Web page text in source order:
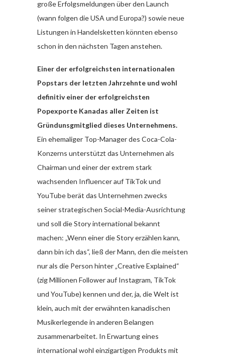
große Erfolgsmeldungen über den Launch
(wann folgen die USA und Europa?) sowie neue
Listungen in Handelsketten könnten ebenso
schon in den nächsten Tagen anstehen.
Einer der erfolgreichsten internationalen
Popstars der letzten Jahrzehnte und wohl
definitiv einer der erfolgreichsten
Popexporte Kanadas aller Zeiten ist
Gründunsgmitglied dieses Unternehmens.
Ein ehemaliger Top-Manager des Coca-Cola-
Konzerns unterstützt das Unternehmen als
Chairman und einer der extrem stark
wachsenden Influencer auf TikTok und
YouTube berät das Unternehmen zwecks
seiner strategischen Social-Media-Ausrichtung
und soll die Story international bekannt
machen: „Wenn einer die Story erzählen kann,
dann bin ich das“, ließ der Mann, den die meisten
nur als die Person hinter „Creative Explained“
(zig Millionen Follower auf Instagram, TikTok
und YouTube) kennen und der, ja, die Welt ist
klein, auch mit der erwähnten kanadischen
Musikerlegende in anderen Belangen
zusammenarbeitet. In Erwartung eines
international wohl einzigartigen Produkts mit